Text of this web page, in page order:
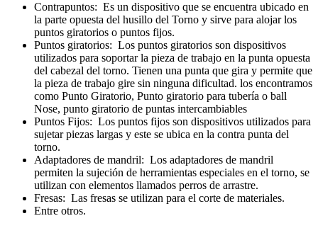
Contrapuntos: Es un dispositivo que se encuentra ubicado en
la parte opuesta del husillo del Torno y sirve para alojar los
puntos giratorios o puntos fijos.
Puntos giratorios: Los puntos giratorios son dispositivos
utilizados para soportar la pieza de trabajo en la punta opuesta
del cabezal del torno. Tienen una punta que gira y permite que
la pieza de trabajo gire sin ninguna dificultad. los encontramos
como Punto Giratorio, Punto giratorio para tuberí­a o ball
Nose, punto giratorio de puntas intercambiables
Puntos Fijos: Los puntos fijos son dispositivos utilizados para
sujetar piezas largas y este se ubica en la contra punta del
torno.
Adaptadores de mandril: Los adaptadores de mandril
permiten la sujeción de herramientas especiales en el torno, se
utilizan con elementos llamados perros de arrastre.
Fresas: Las fresas se utilizan para el corte de materiales.
Entre otros.